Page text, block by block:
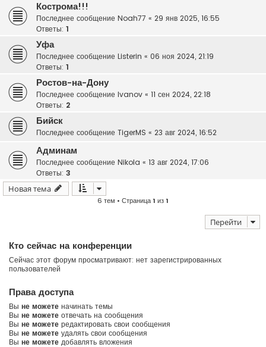
Кострома!!!
Последнее сообщение Noah77 « 29 янв 2025, 16:55
Ответы: 1
Уфа
Последнее сообщение Listerin « 06 ноя 2024, 21:19
Ответы: 1
Ростов-на-Дону
Последнее сообщение Ivanov « 11 сен 2024, 22:18
Ответы: 2
Бийск
Последнее сообщение TigerMS « 23 авг 2024, 16:52
Админам
Последнее сообщение Nikola « 13 авг 2024, 17:06
Ответы: 3
Новая тема
6 тем • Страница1 из1
Перейти
Кто сейчас на конференции
Сейчас этот форум просматривают: нет зарегистрированных
пользователей
Права доступа
Вы не можете начинать темы
Вы не можете отвечать на сообщения
Вы не можете редактировать свои сообщения
Вы не можете удалять свои сообщения
Вы не можете добавлять вложения